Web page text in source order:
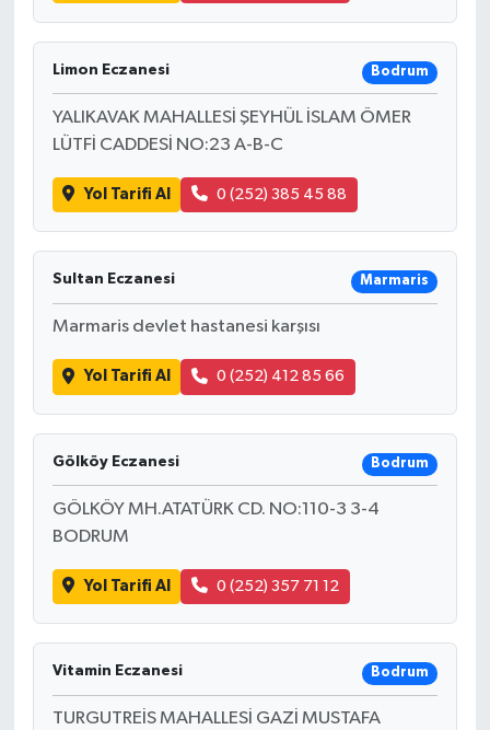
Limon Eczanesi Bodrum
YALIKAVAK MAHALLESİ ŞEYHÜL İSLAM ÖMER
LÜTFİ CADDESİ NO:23 A-B-C
Yol Tarifi Al 0 (252) 385 45 88
Sultan Eczanesi Marmaris
Marmaris devlet hastanesi karşısı
Yol Tarifi Al 0 (252) 412 85 66
Gölköy Eczanesi Bodrum
GÖLKÖY MH.ATATÜRK CD. NO:110-3 3-4
BODRUM
Yol Tarifi Al 0 (252) 357 71 12
Vitamin Eczanesi Bodrum
TURGUTREİS MAHALLESİ GAZİ MUSTAFA